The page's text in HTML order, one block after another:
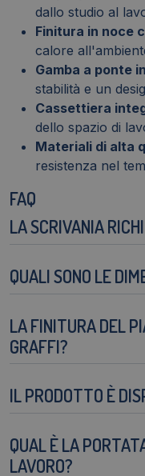
dallo studio al
Finitura in noce
calore
Gamba a ponte
stabilità e un
Cassettiera
dello spazio di
Materiali di alta
resistenza nel
FAQ
LA SCRIVANIA
QUALI SONO LE
LA FINITURA DEL
GRAFFI?
IL PRODOTTO È
QUAL È LA
LAVORO?